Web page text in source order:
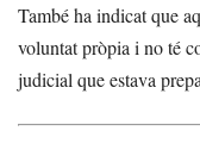
També ha indicat que
voluntat pròpia i no té
judicial que estava